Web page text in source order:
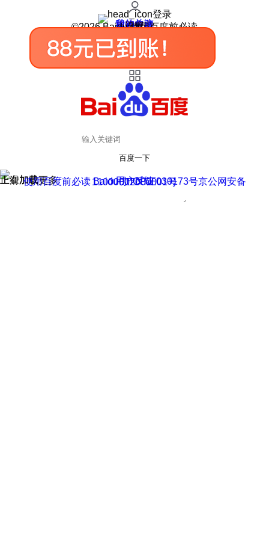
登录
我的关注
我的收藏
皮肤中心
用户反馈
设置
©2026 Baidu 使用百度前必读
百度一下
正在加载
上滑加载更多 用户反馈
使用百度前必读 Baidu 京ICP证030173号
京公网安备11000002000001号